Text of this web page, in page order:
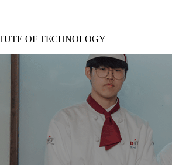
OF TECHNOLOGY